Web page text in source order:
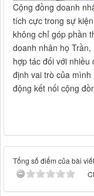
Cộng đồng doanh
tích cực trong sự
không chỉ góp phần
doanh nhân họ
hợp tác đối với nhiều
định vai trò của
động kết nối cộng
Tổng số điểm của bài